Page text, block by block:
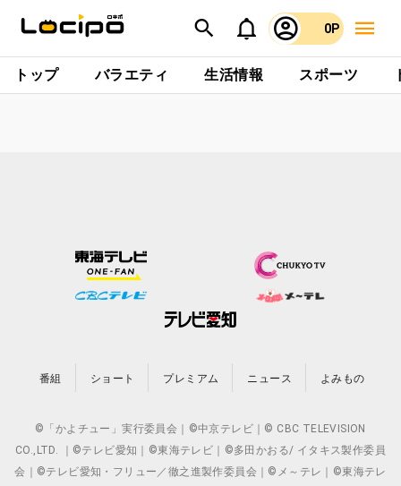
0P
トップ バラエティ 生活情報 スポーツ
番組 ショート プレミアム ニュース よみもの
©「かよチュー」実行委員会｜©中京テレビ｜© CBC TELEVISION
CO.,LTD. ｜©テレビ愛知｜©東海テレビ｜©多田かおる/ イタキス製作委員
会｜©テレビ愛知・フリュー／徹之進製作委員会｜©メ～テレ｜©東海テレ